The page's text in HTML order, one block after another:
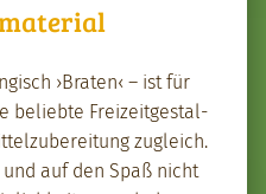
›Brat­en‹ – ist für
beliebte Freizeit­gestal­
zugle­ich.
auf den Spaß nicht